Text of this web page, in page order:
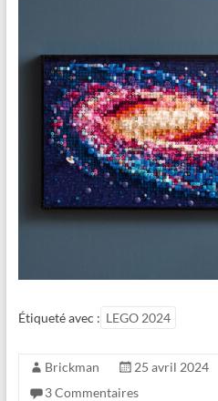
Étiqueté avec : LEGO 2024
Brickman 25 avril 2024
3 Commentaires